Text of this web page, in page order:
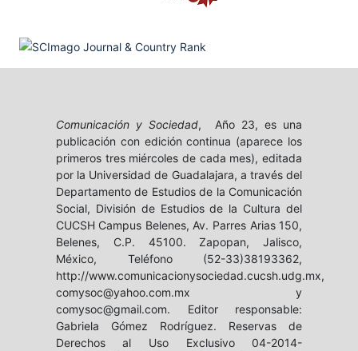
Comunicación y Sociedad, Año 23, es una
publicación con edición continua (aparece los
primeros tres miércoles de cada mes), editada
por la Universidad de Guadalajara, a través del
Departamento de Estudios de la Comunicación
Social, División de Estudios de la Cultura del
CUCSH Campus Belenes, Av. Parres Arias 150,
Belenes, C.P. 45100. Zapopan, Jalisco,
México, Teléfono (52-33)38193362,
http://www.comunicacionysociedad.cucsh.udg.mx,
comysoc@yahoo.com.mx y
comysoc@gmail.com. Editor responsable:
Gabriela Gómez Rodríguez. Reservas de
Derechos al Uso Exclusivo 04-2014-